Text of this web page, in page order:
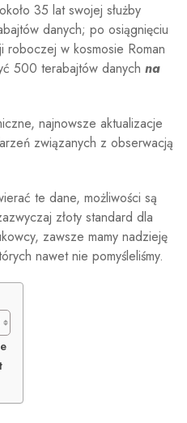
35 lat swojej służby
danych; po osiągnięciu
roboczej w kosmosie Roman
500 terabajtów danych na
najnowsze aktualizacje
związanych z obserwacją
te dane, możliwości są
złoty standard dla
zawsze mamy nadzieję
nawet nie pomyśleliśmy.